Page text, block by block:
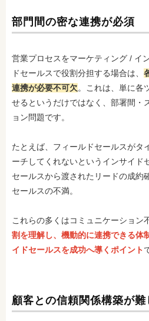
部門間の密な連携が必須
営業プロセスをマーケティング / イ
ドセールスで役割分担する場合は、
連携が必要不可欠。これは、単に各
せるというだけではなく、部署間・
ョン問題です。
たとえば、フィールドセールスがタ
ーチしてくれないというインサイド
セールスから渡されたリードの成約
セールスの不満。
これらの多くはコミュニケーション
割を理解し、機動的に連携できる体
イドセールスを成功へ導くポイント
顧客との信頼関係構築が難